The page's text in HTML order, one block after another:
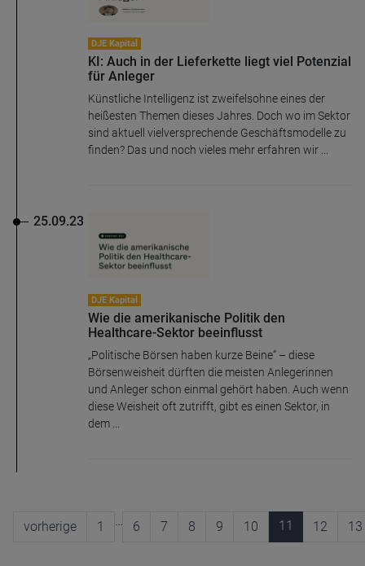
DJE Kapital
KI: Auch in der Lieferkette liegt viel Potenzial
für Anleger
Künstliche Intelligenz ist zweifelsohne eines der
heißesten Themen dieses Jahres. Doch wo im Sektor
sind aktuell vielversprechende Geschäftsmodelle zu
finden? Das und noch vieles mehr erfahren wir ...
25.09.23
DJE Kapital
Wie die amerikanische Politik den
Healthcare-Sektor beeinflusst
„Politische Börsen haben kurze Beine“ – diese
Börsenweisheit dürften die meisten Anlegerinnen
und Anleger schon einmal gehört haben. Auch wenn
diese Weisheit oft zutrifft, gibt es einen Sektor, in
dem ...
vorherige 1 … 6 7 8 9 10 11 12 13